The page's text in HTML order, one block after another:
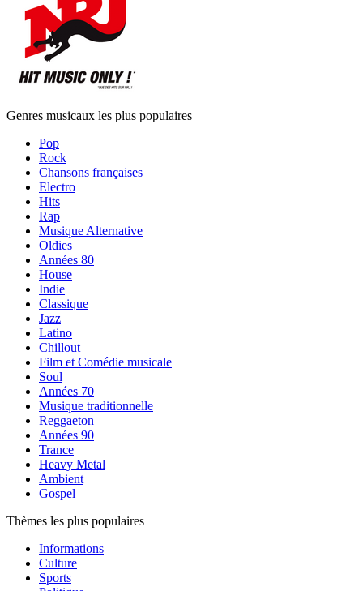
Genres musicaux les plus populaires
Pop
Rock
Chansons françaises
Electro
Hits
Rap
Musique Alternative
Oldies
Années 80
House
Indie
Classique
Jazz
Latino
Chillout
Film et Comédie musicale
Soul
Années 70
Musique traditionnelle
Reggaeton
Années 90
Trance
Heavy Metal
Ambient
Gospel
Thèmes les plus populaires
Informations
Culture
Sports